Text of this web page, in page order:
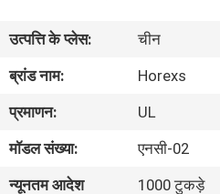
हमारे
बारे
में
कारखाना
उत्पत्ति के प्लेस:
चीन
ब्रांड नाम:
Horexs
प्रमाणन:
UL
मॉडल संख्या:
एनसी-02
न्यूनतम आदेश
1000 टुकड़े